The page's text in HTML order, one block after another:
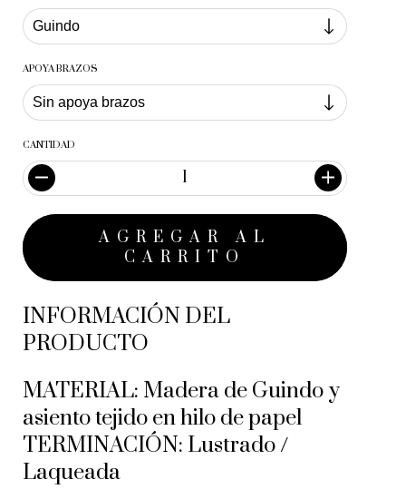
APOYA BRAZOS
CANTIDAD
INFORMACIÓN DEL
PRODUCTO
MATERIAL: Madera de Guindo y
asiento tejido en hilo de papel
TERMINACIÓN: Lustrado /
Laqueada